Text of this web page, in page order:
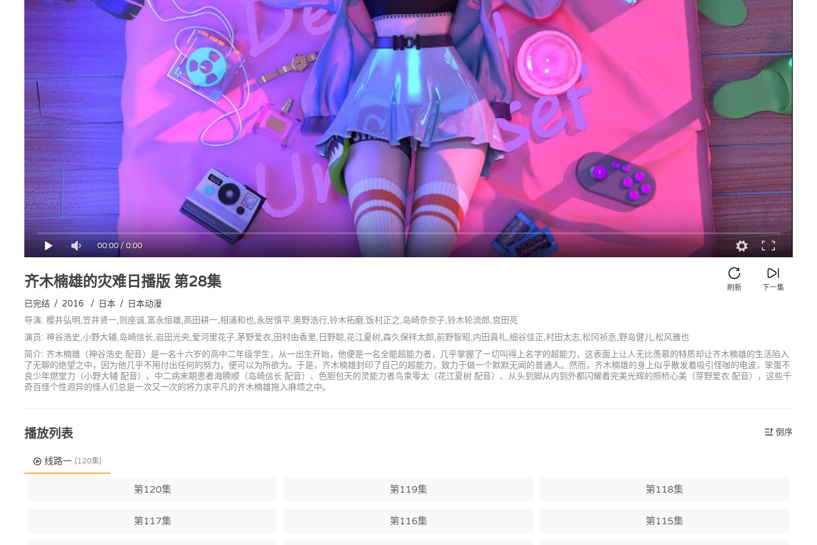
00:00/0:00
齐木楠雄的灾难日播版第28集 下一集
刷新
已完结 / 2016 / 日本 / 日本动漫
导演: 樱井弘明,笠井贤一,则座诚,富永恒雄,高田耕一,相浦和也,永居慎平,奥野浩行,铃木拓磨,饭村正之,岛崎奈奈子,铃木轮流郎,宫田亮
演员: 神谷浩史,小野大辅,岛崎信长,岩田光央,爱河里花子,茅野爱衣,田村由香里,日野聪,花江夏树,森久保祥太郎,前野智昭,内田真礼,细谷佳正,村田太志,松冈祯丞,野岛健儿,松风雅也
简介: 齐木楠雄（神谷浩史 配音）是一名十六岁的高中二年级学生，从一出生开始，他便是一名全能超能力者，几乎掌握了一切叫得上名字的超能力，这表面上让人无比羡慕的特质却让齐木楠雄的生活陷入
了无聊的绝望之中，因为他几乎不用付出任何的努力，便可以为所欲为。于是，齐木楠雄封印了自己的超能力，致力于做一个默默无闻的普通人。然而，齐木楠雄的身上似乎散发着吸引怪咖的电波，笨蛋不
良少年燃堂力（小野大辅 配音）、中二病末期患者海腾顺（岛崎信长 配音）、色胆包天的灵能力者鸟束零太（花江夏树 配音）、从头到脚从内到外都闪耀着完美光辉的照桥心美（芽野爱衣 配音），这些千
奇百怪个性迥异的怪人们总是一次又一次的将力求平凡的齐木楠雄拖入麻烦之中。
播放列表 倒序
线路一 (120集)
第120集 第119集 第118集
第117集 第116集 第115集